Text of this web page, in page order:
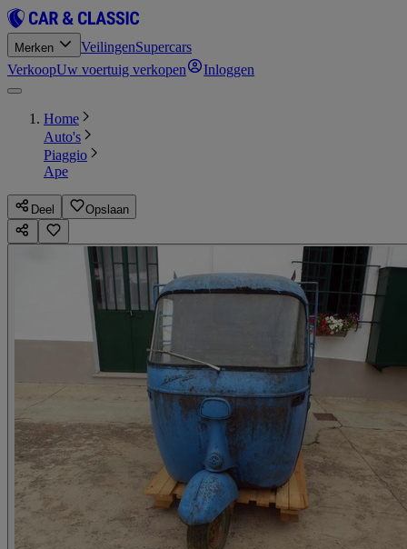
Merken VeilingenSupercars
VerkoopUw voertuig verkopen Inloggen
Home
Auto's
Piaggio
Ape
Deel Opslaan